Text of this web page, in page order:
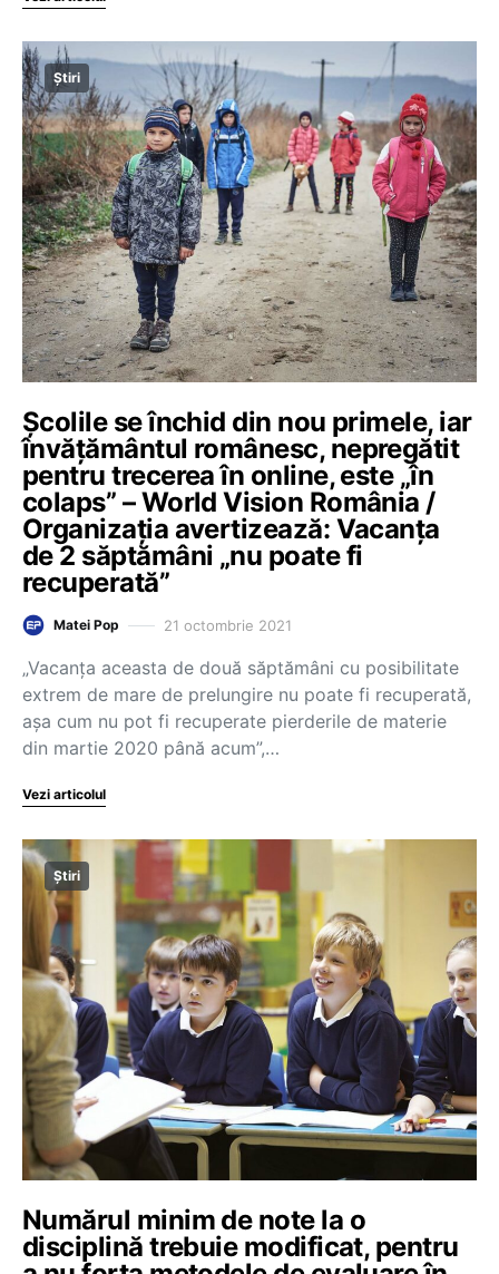
Știri
Școlile se închid din nou primele, iar
învățământul românesc, nepregătit
pentru trecerea în online, este „în
colaps” – World Vision România /
Organizația avertizează: Vacanța
de 2 săptămâni „nu poate fi
recuperată”
Matei Pop 21 octombrie 2021
„Vacanța aceasta de două săptămâni cu posibilitate
extrem de mare de prelungire nu poate fi recuperată,
așa cum nu pot fi recuperate pierderile de materie
din martie 2020 până acum”,…
Vezi articolul
Știri
Numărul minim de note la o
disciplină trebuie modificat, pentru